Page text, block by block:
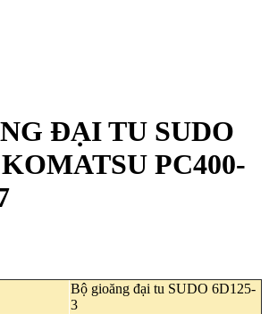
ĐẠI TU SUDO
PC400-
Bộ gioăng đại tu SUDO 6D125-
3